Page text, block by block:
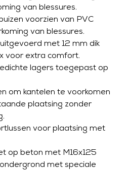
van blessures.
voorzien van PVC
van blessures.
met 12 mm dik
voor extra comfort.
lagers toegepast op
om kantelen te voorkomen
plaatsing zonder
voor plaatsing met
op beton met M16x125
met speciale